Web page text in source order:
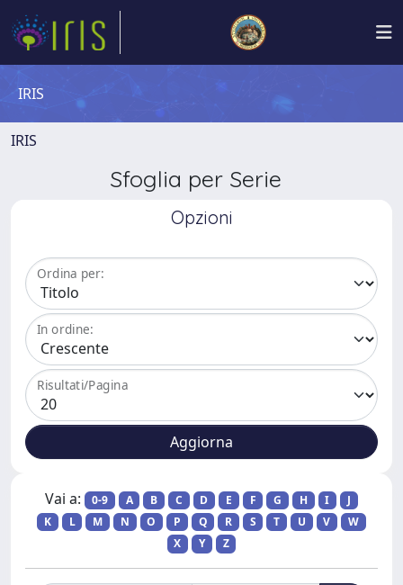
IRIS
IRIS
Sfoglia per Serie
Opzioni
Ordina per:
In ordine:
Risultati/Pagina
Vai a: 0-9 A B C D E F G H I
J
K
L M N O P Q R S T U V
W
X
Y Z